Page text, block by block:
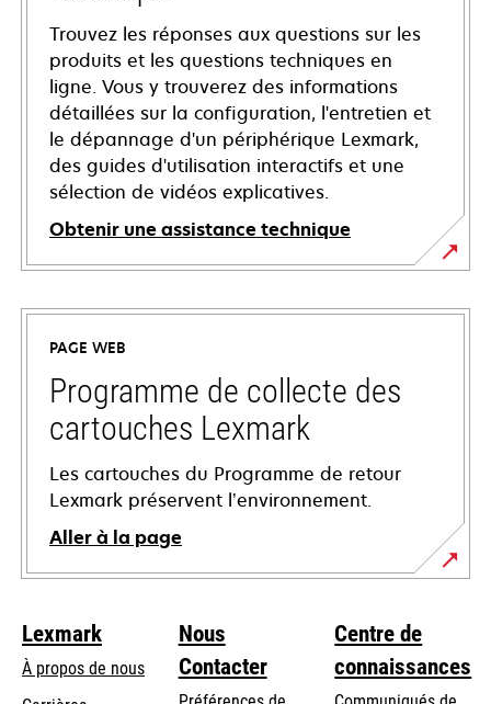
Trouvez les réponses aux questions sur les
produits et les questions techniques en
ligne. Vous y trouverez des informations
détaillées sur la configuration, l'entretien et
le dépannage d'un périphérique Lexmark,
des guides d'utilisation interactifs et une
sélection de vidéos explicatives.
Obtenir une assistance technique
s’ouvre
dans
nouvel
onglet
PAGE WEB
Programme de collecte des
cartouches Lexmark
Les cartouches du Programme de retour
Lexmark préservent l’environnement.
Aller à la page
Lexmark
À propos de nous
Nous
Contacter
Centre de
connaissances